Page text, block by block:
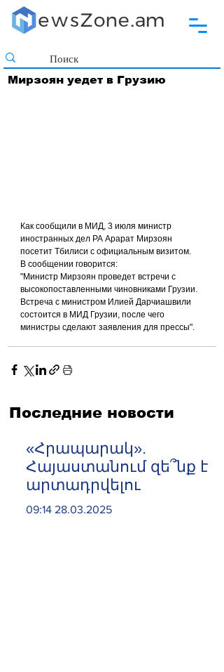
Мирзоян уедет в Грузию
Как сообщили в МИД, 3 июля министр
иностранных дел РА Арарат Мирзоян
посетит Тбилиси с официальным визитом.
В сообщении говорится:
"Министр Мирзоян проведет встречи с
высокопоставленными чиновниками Грузии.
Встреча с министром Илией Дарчиашвили
состоится в МИД Грузии, после чего
министры сделают заявления для прессы".
Последние новости
«Հրապարակ».
Հայաստանում զե՞նք է
արտադրվելու
09:14 28.03.2025